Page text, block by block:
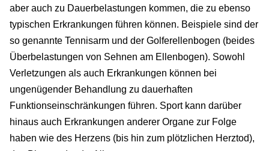
aber auch zu Dauerbelastungen kommen, die zu ebenso
typischen Erkrankungen führen können. Beispiele sind der
so genannte Tennisarm und der Golferellenbogen (beides
Überbelastungen von Sehnen am Ellenbogen). Sowohl
Verletzungen als auch Erkrankungen können bei
ungenügender Behandlung zu dauerhaften
Funktionseinschränkungen führen. Sport kann darüber
hinaus auch Erkrankungen anderer Organe zur Folge
haben wie des Herzens (bis hin zum plötzlichen Herztod),